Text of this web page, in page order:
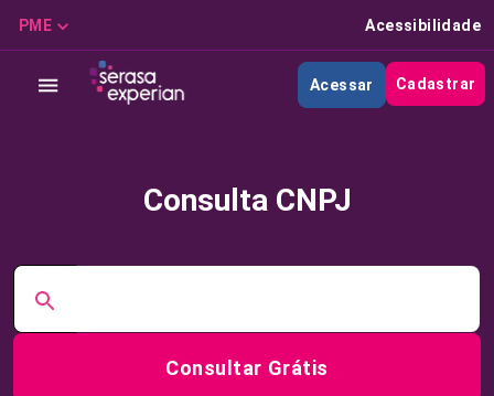
PME Acessibilidade
Acessar Cadastrar
Consulta CNPJ
Consultar Grátis